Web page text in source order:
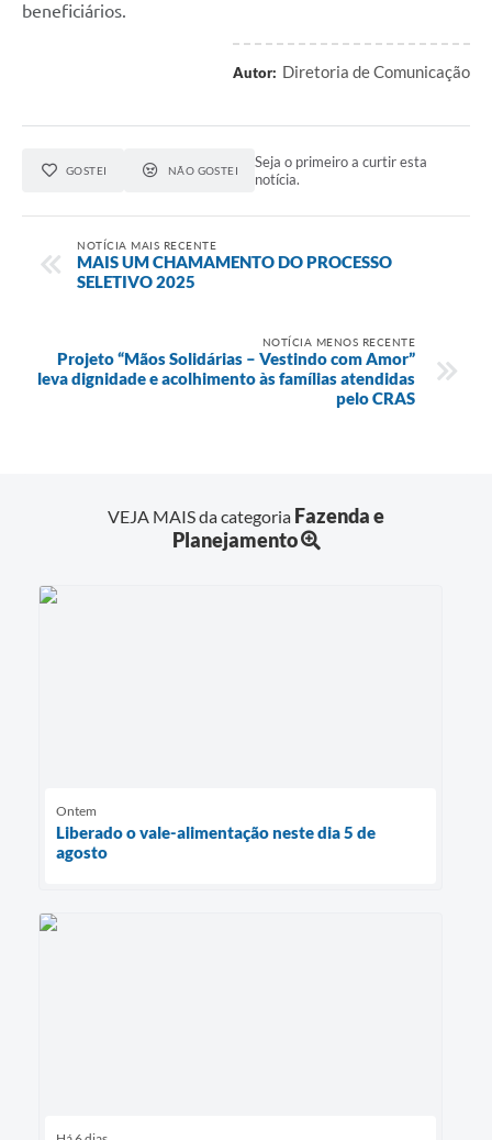
beneficiários.
Autor: Diretoria de Comunicação
GOSTEI NÃO GOSTEI
Seja o primeiro a curtir esta
notícia.
NOTÍCIA MAIS RECENTE
MAIS UM CHAMAMENTO DO PROCESSO
SELETIVO 2025
NOTÍCIA MENOS RECENTE
Projeto “Mãos Solidárias – Vestindo com Amor”
leva dignidade e acolhimento às famílias atendidas
pelo CRAS
VEJA MAIS da categoria Fazenda e
Planejamento
Ontem
Liberado o vale-alimentação neste dia 5 de
agosto